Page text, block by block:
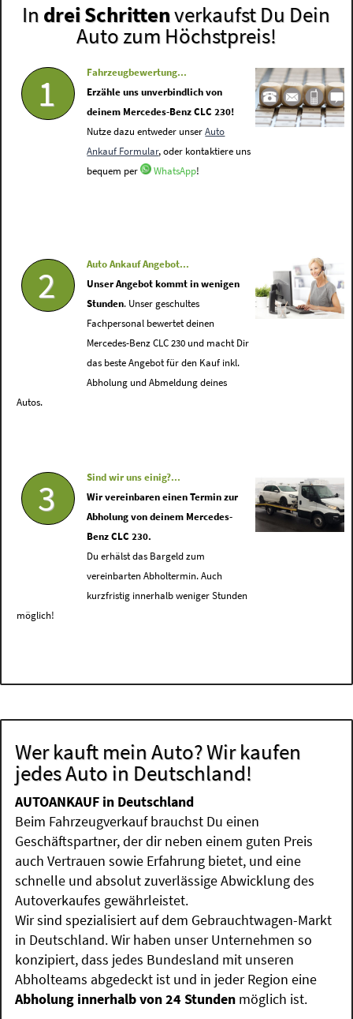
In drei Schrittenverkaufst Du Dein
Auto zum Höchstpreis!
1
Fahrzeugbewertung...
Erzähle uns unverbindlich von
deinem Mercedes-Benz CLC 230!
Nutze dazu entweder unserAuto
Ankauf Formular, oder kontaktiere uns
bequem per
WhatsApp!
2
Auto Ankauf Angebot...
Unser Angebot kommt in wenigen
Stunden. Unser geschultes
Fachpersonal bewertet deinen
Mercedes-Benz CLC 230 und macht Dir
das beste Angebot für den Kauf inkl.
Abholung und Abmeldung deines
Autos.
3
Sind wir uns einig?...
Wir vereinbaren einen Termin zur
Abholung von deinem Mercedes-
Benz CLC 230.
Du erhälst das Bargeld zum
vereinbarten Abholtermin. Auch
kurzfristig innerhalb weniger Stunden
möglich!
Wer kauft mein Auto? Wir kaufen
jedes Auto in Deutschland!
AUTOANKAUF in Deutschland
Beim Fahrzeugverkauf brauchst Du einen
Geschäftspartner, der dir neben einem guten Preis
auch Vertrauen sowie Erfahrung bietet, und eine
schnelle und absolut zuverlässige Abwicklung des
Autoverkaufes gewährleistet.
Wir sind spezialisiert auf dem Gebrauchtwagen-Markt
in Deutschland. Wir haben unser Unternehmen so
konzipiert, dass jedes Bundesland mit unseren
Abholteams abgedeckt ist und in jeder Region eine
Abholung innerhalb von 24 Stunden möglich ist.